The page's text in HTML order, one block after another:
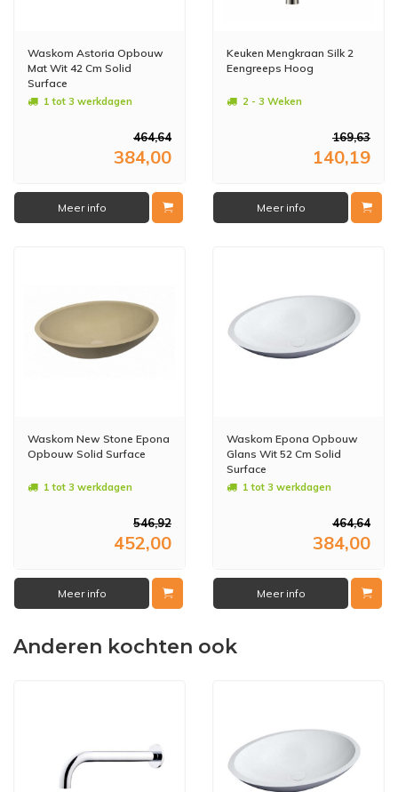
Waskom Astoria Opbouw
Mat Wit 42 Cm Solid
Surface
1 tot 3 werkdagen
464,64
384,00
Meer info
Keuken Mengkraan Silk 2
Eengreeps Hoog
2 - 3 Weken
169,63
140,19
Meer info
Waskom New Stone Epona
Opbouw Solid Surface
1 tot 3 werkdagen
546,92
452,00
Meer info
Waskom Epona Opbouw
Glans Wit 52 Cm Solid
Surface
1 tot 3 werkdagen
464,64
384,00
Meer info
Anderen kochten ook